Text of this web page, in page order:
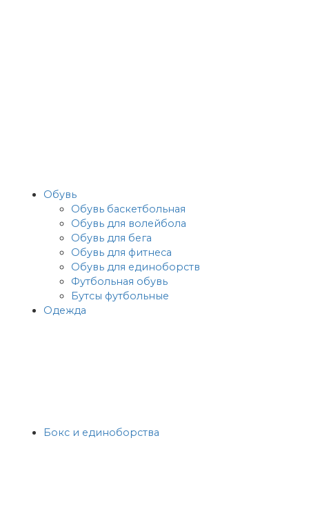
Обувь
Обувь баскетбольная
Обувь для волейбола
Обувь для бега
Обувь для фитнеса
Обувь для единоборств
Футбольная обувь
Бутсы футбольные
Одежда
Бокс и единоборства